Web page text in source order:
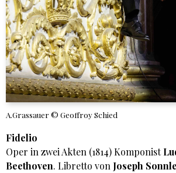
A.Grassauer © Geoffroy Schied
Fidelio
Oper in zwei Akten (1814) Komponist
Beethoven. Libretto von Joseph